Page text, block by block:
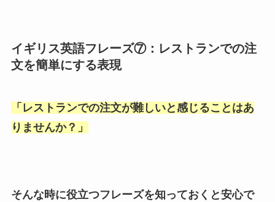
イギリス英語フレーズ⑦：レストランでの注
文を簡単にする表現
「 レストランでの注文が難しいと感じることはあ
りませんか？ 」
そんな時に役立つフレーズを知っておくと安心で